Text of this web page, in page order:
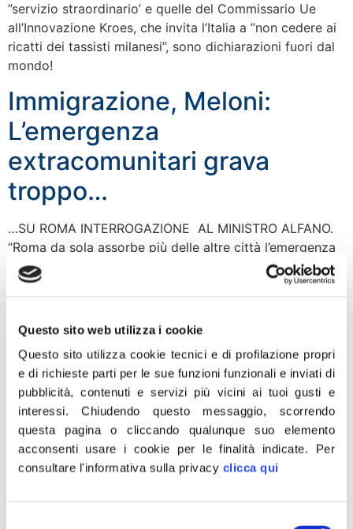
Questo sito web utilizza i cookie
Questo sito utilizza cookie tecnici e di profilazione propri
e di richieste parti per le sue funzioni funzionali e inviati di
pubblicità, contenuti e servizi più vicini ai tuoi gusti e
interessi.Chiudendo questo messaggio, scorrendo
questa pagina o cliccando qualunque suo elemento
acconsenti usare i cookie per le finalità indicate. Per
consultare l'informativa sulla privacy clicca qui
”servizio straordinario’ e quelle del Commissario Ue
all’Innovazione Kroes, che invita l’Italia a ”non cedere ai
ricatti dei tassisti milanesi”, sono dichiarazioni fuori dal
mondo!
Immigrazione, Meloni:
L’emergenza
extracomunitari grava
troppo…
…SU ROMA INTERROGAZIONE AL MINISTRO ALFANO.
“Roma da sola assorbe più delle altre città l’emergenza
immigrazione e deve fronteggiare l’arrivo dei cittadini
extracomunitari con costi esorbitanti per i romani e per
Area di crisi, Meloni:
Necessario riconoscimento
per i distretti produttivi…
…BOJANO-COMPOCHIARO E ISERNIA-VENAFRO.
Interrogazione al ministro dello Sviluppo Economico
Guidi “E’ indispensabile che il ministero dello Sviluppo